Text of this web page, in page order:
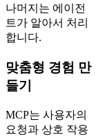
나머지는 에이전
트가 알아서 처리
합니다.
맞춤형 경험 만
들기
MCP는 사용자의
요청과 상호 작용